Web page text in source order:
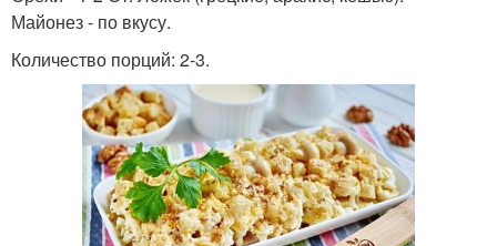
Майонез - по вкусу.
Количество порций: 2-3.